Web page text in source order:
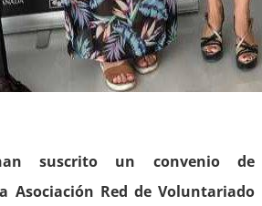
suscrito un convenio de
Asociación Red de Voluntariado